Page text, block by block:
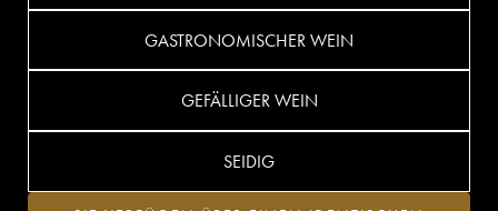
GASTRONOMISCHER WEIN
GEFÄLLIGER WEIN
SEIDIG